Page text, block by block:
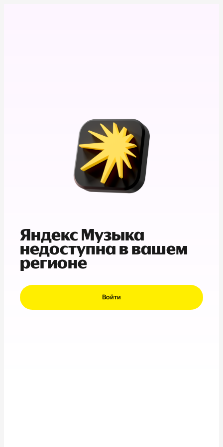
Яндекс Музыка
недоступна в вашем
регионе
Войти